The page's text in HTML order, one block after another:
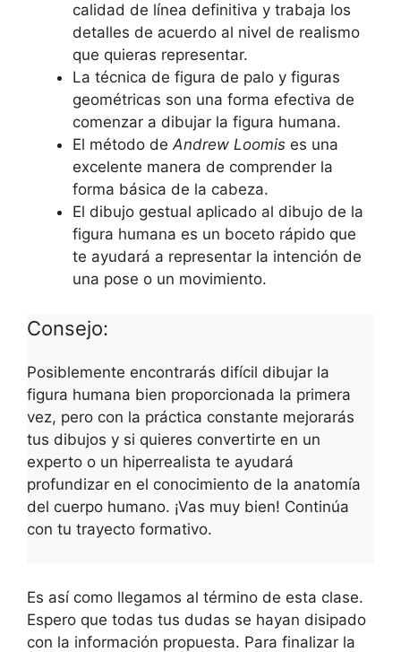
calidad de línea definitiva y trabaja los
detalles de acuerdo al nivel de realismo
que quieras representar.
La técnica de figura de palo y figuras
geométricas son una forma efectiva de
comenzar a dibujar la figura humana.
El método deAndrew Loomis es una
excelente manera de comprender la
forma básica de la cabeza.
El dibujo gestual aplicado al dibujo de la
figura humana es un boceto rápido que
te ayudará a representar la intención de
una pose o un movimiento.
Consejo:
Posiblemente encontrarás difícil dibujar la
figura humana bien proporcionada la primera
vez, pero con la práctica constante mejorarás
tus dibujos y si quieres convertirte en un
experto o un hiperrealista te ayudará
profundizar en el conocimiento de la anatomía
del cuerpo humano. ¡Vas muy bien! Continúa
con tu trayecto formativo.
Es así como llegamos al término de esta clase.
Espero que todas tus dudas se hayan disipado
con la información propuesta. Para finalizar la